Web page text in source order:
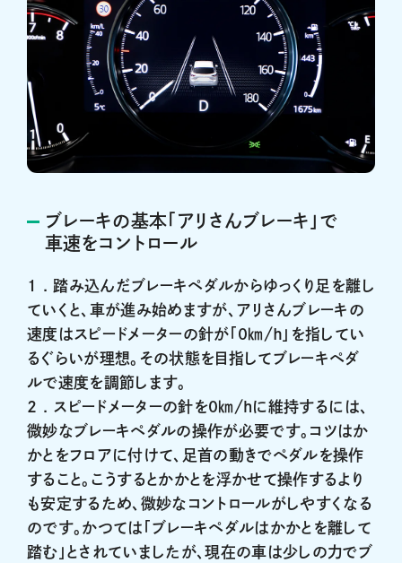
ブレーキの基本「アリさんブレーキ」で
車速をコントロール
1 . 踏み込んだブレーキペダルからゆっくり足を離し
ていくと、車が進み始めますが、アリさんブレーキの
速度はスピードメーターの針が「0㎞/ｈ」を指してい
るぐらいが理想。その状態を目指してブレーキペダ
ルで速度を調節します。
2 . スピードメーターの針を0㎞/hに維持するには、
微妙なブレーキペダルの操作が必要です。コツはか
かとをフロアに付けて、足首の動きでペダルを操作
すること。こうするとかかとを浮かせて操作するより
も安定するため、微妙なコントロールがしやすくなる
のです。かつては「ブレーキペダルはかかとを離して
踏む」とされていましたが、現在の車は少しの力でブ